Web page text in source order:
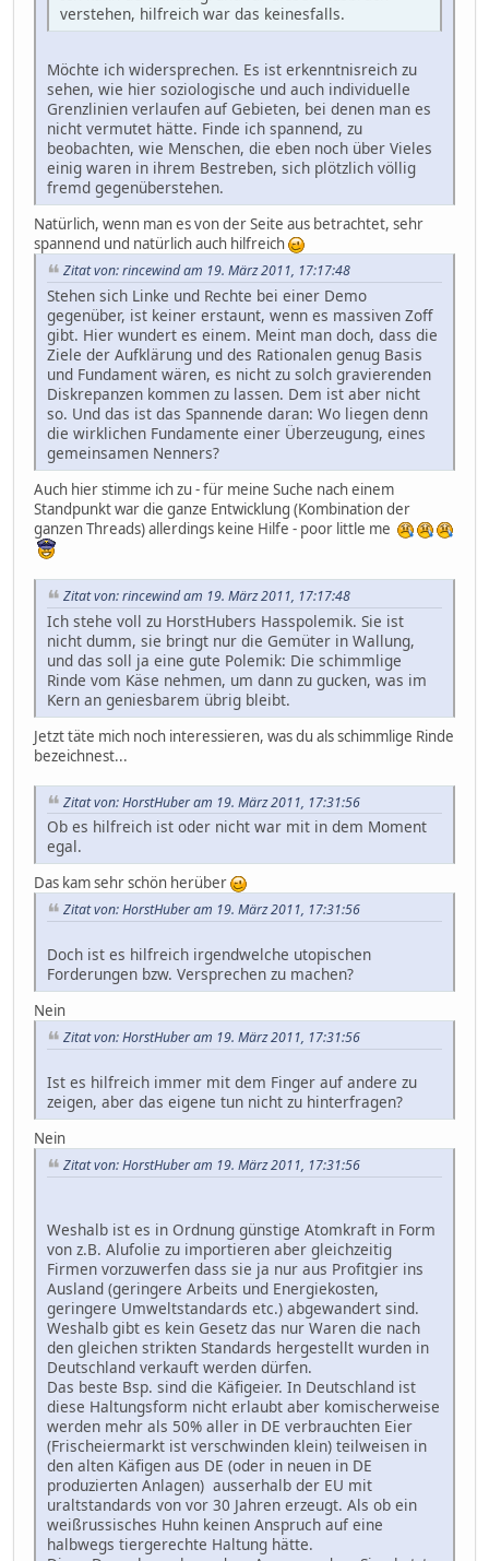
verstehen, hilfreich war das keinesfalls.
Möchte ich widersprechen. Es ist erkenntnisreich zu
sehen, wie hier soziologische und auch individuelle
Grenzlinien verlaufen auf Gebieten, bei denen man es
nicht vermutet hätte. Finde ich spannend, zu
beobachten, wie Menschen, die eben noch über Vieles
einig waren in ihrem Bestreben, sich plötzlich völlig
fremd gegenüberstehen.
Natürlich, wenn man es von der Seite aus betrachtet, sehr
spannend und natürlich auch hilfreich
Zitat von: rincewind am 19. März 2011, 17:17:48
Stehen sich Linke und Rechte bei einer Demo
gegenüber, ist keiner erstaunt, wenn es massiven Zoff
gibt. Hier wundert es einem. Meint man doch, dass die
Ziele der Aufklärung und des Rationalen genug Basis
und Fundament wären, es nicht zu solch gravierenden
Diskrepanzen kommen zu lassen. Dem ist aber nicht
so. Und das ist das Spannende daran: Wo liegen denn
die wirklichen Fundamente einer Überzeugung, eines
gemeinsamen Nenners?
Auch hier stimme ich zu - für meine Suche nach einem
Standpunkt war die ganze Entwicklung (Kombination der
ganzen Threads) allerdings keine Hilfe - poor little me
Zitat von: rincewind am 19. März 2011, 17:17:48
Ich stehe voll zu HorstHubers Hasspolemik. Sie ist
nicht dumm, sie bringt nur die Gemüter in Wallung,
und das soll ja eine gute Polemik: Die schimmlige
Rinde vom Käse nehmen, um dann zu gucken, was im
Kern an geniesbarem übrig bleibt.
Jetzt täte mich noch interessieren, was du als schimmlige Rinde
bezeichnest...
Zitat von: HorstHuber am 19. März 2011, 17:31:56
Ob es hilfreich ist oder nicht war mit in dem Moment
egal.
Das kam sehr schön herüber
Zitat von: HorstHuber am 19. März 2011, 17:31:56
Doch ist es hilfreich irgendwelche utopischen
Forderungen bzw. Versprechen zu machen?
Nein
Zitat von: HorstHuber am 19. März 2011, 17:31:56
Ist es hilfreich immer mit dem Finger auf andere zu
zeigen, aber das eigene tun nicht zu hinterfragen?
Nein
Zitat von: HorstHuber am 19. März 2011, 17:31:56
Weshalb ist es in Ordnung günstige Atomkraft in Form
von z.B. Alufolie zu importieren aber gleichzeitig
Firmen vorzuwerfen dass sie ja nur aus Profitgier ins
Ausland (geringere Arbeits und Energiekosten,
geringere Umweltstandards etc.) abgewandert sind.
Weshalb gibt es kein Gesetz das nur Waren die nach
den gleichen strikten Standards hergestellt wurden in
Deutschland verkauft werden dürfen.
Das beste Bsp. sind die Käfigeier. In Deutschland ist
diese Haltungsform nicht erlaubt aber komischerweise
werden mehr als 50% aller in DE verbrauchten Eier
(Frischeiermarkt ist verschwinden klein) teilweisen in
den alten Käfigen aus DE (oder in neuen in DE
produzierten Anlagen) ausserhalb der EU mit
uraltstandards von vor 30 Jahren erzeugt. Als ob ein
weißrussisches Huhn keinen Anspruch auf eine
halbwegs tiergerechte Haltung hätte.